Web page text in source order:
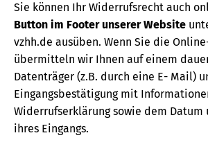
Sie können Ihr Widerrufsrecht auch
Button im Footer unserer Website
vzhh.de ausüben. Wenn Sie die
übermitteln wir Ihnen auf einem
Datenträger (z.B. durch eine E- Mail)
Eingangsbestätigung mit
Widerrufserklärung sowie dem
ihres Eingangs.